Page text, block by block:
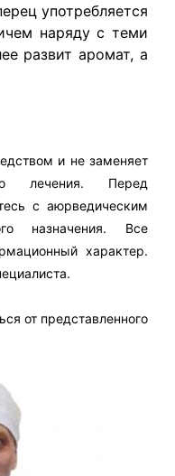
употребляется
наряду с теми
развит аромат, а
и не заменяет
лечения. Перед
с аюрведическим
назначения. Все
характер.
от представленного